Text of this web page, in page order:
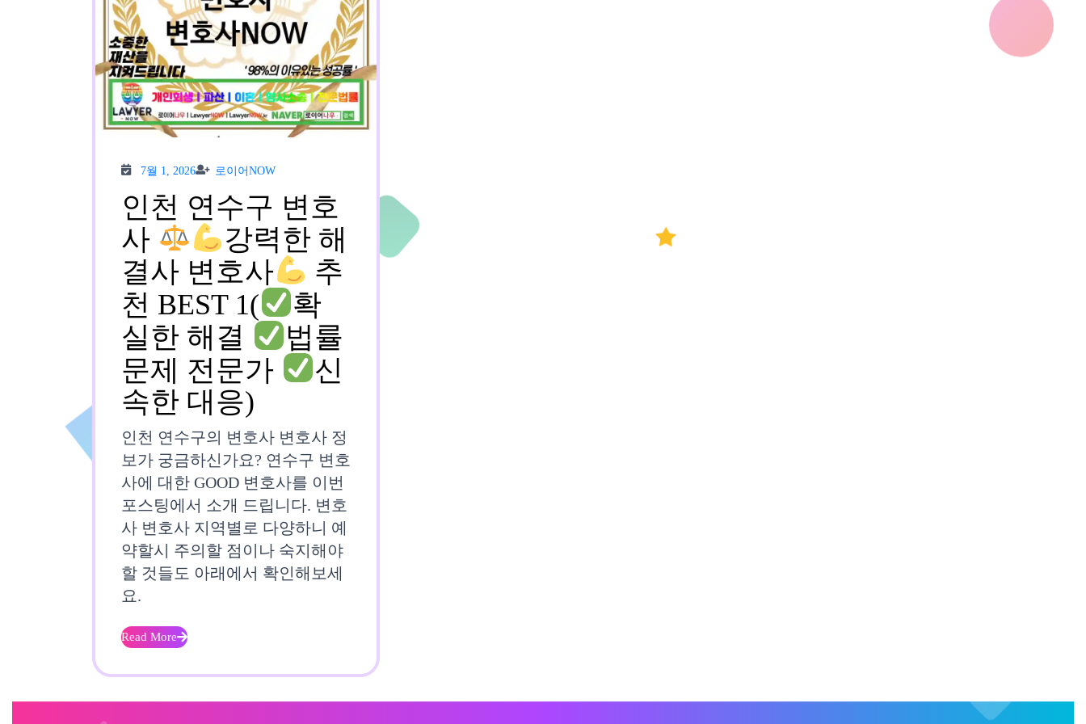
7월 1, 2026
1,
2026
로이어NOW
어
NOW
인천 연수구 변호
사
강력한 해
결사 변호사
추
천 BEST 1(
확
실한 해결
법률
문제 전문가
신
속한 대응)
천
연
수
구
변
호
인천 연수구의 변호사 변호사 정
보가 궁금하신가요? 연수구 변호
사에 대한 GOOD 변호사를 이번
포스팅에서 소개 드립니다. 변호
사 변호사 지역별로 다양하니 예
약할시 주의할 점이나 숙지해야
할 것들도 아래에서 확인해보세
요.
Read More
Read